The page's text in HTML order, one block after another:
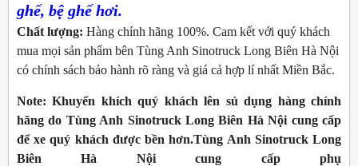
ghế, bệ ghế hơi.
Chất lượng: Hàng chính hãng 100%. Cam kết với quý khách
mua mọi sản phẩm bên Tùng Anh Sinotruck Long Biên Hà Nội
có chính sách bảo hành rõ ràng và giá cả hợp lí nhất Miền Bắc.
Note: Khuyến khích quý khách lên sủ dụng hàng chính
hãng do Tùng Anh Sinotruck Long Biên Hà Nội cung cấp
để xe quý khách được bền hơn.Tùng Anh Sinotruck Long
Biên Hà Nội cung cấp phụ